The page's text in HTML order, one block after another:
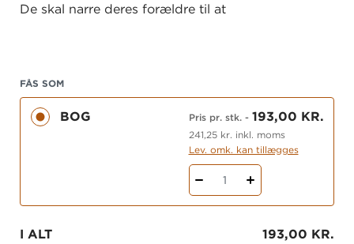
De skal narre deres forældre til at
planen er lige ved at gå i vasken.
Men så ringer det på døren …
FÅS SOM
BOG Pris pr. stk.- 193,00 KR.
241,25 kr. inkl. moms
Lev. omk. kan tillægges
1
I ALT 193,00 KR.